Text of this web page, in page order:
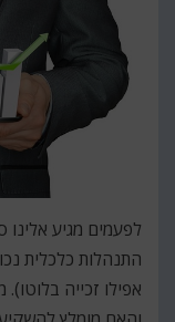
לפעמים מגיע
התנהלות כלכלית
אפילו זכייה